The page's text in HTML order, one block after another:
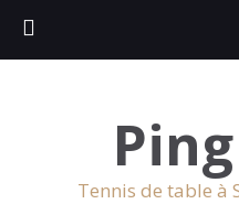
Tennis de table à